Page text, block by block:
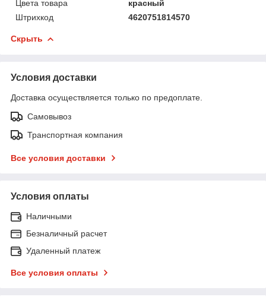
Цвета товара
красный
Штрихкод
4620751814570
Скрыть
Условия доставки
Доставка осуществляется только по предоплате.
Самовывоз
Транспортная компания
Все условия доставки
Условия оплаты
Наличными
Безналичный расчет
Удаленный платеж
Все условия оплаты